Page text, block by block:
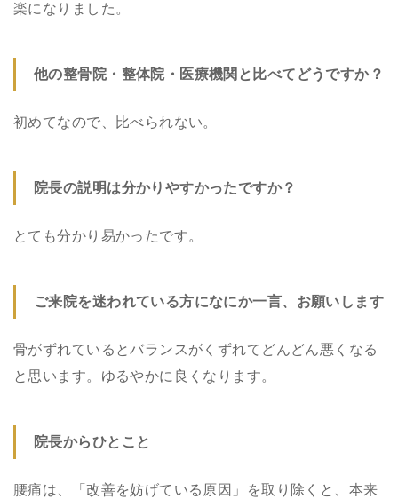
楽になりました。
他の整骨院・整体院・医療機関と比べてどうですか？
初めてなので、比べられない。
院長の説明は分かりやすかったですか？
とても分かり易かったです。
ご来院を迷われている方になにか一言、お願いします
骨がずれているとバランスがくずれてどんどん悪くなる
と思います。ゆるやかに良くなります。
院長からひとこと
腰痛は、「改善を妨げている原因」を取り除くと、本来